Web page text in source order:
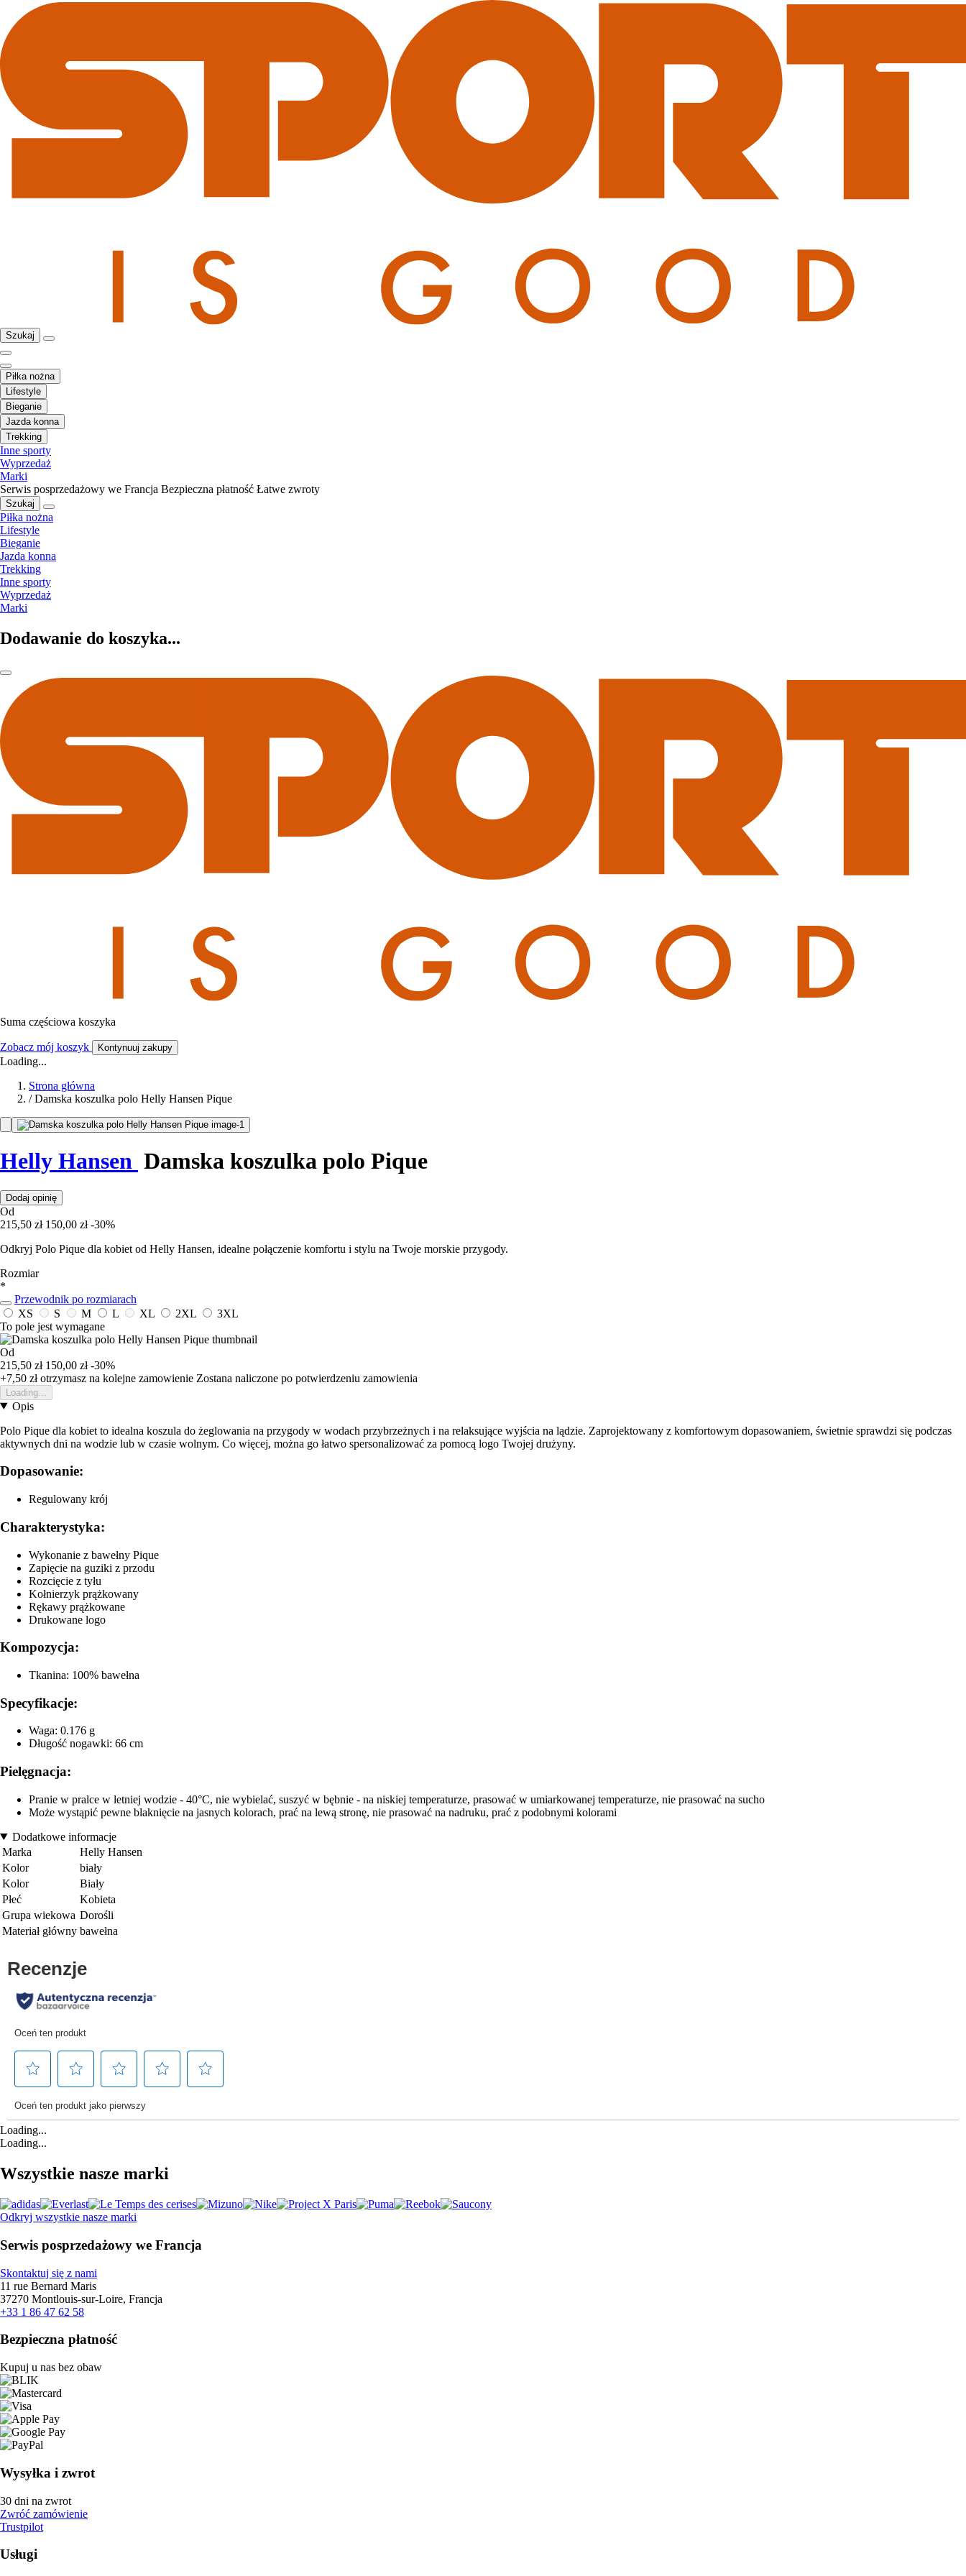
Szukaj
Piłka nożna
Lifestyle
Bieganie
Jazda konna
Trekking
Inne sporty
Wyprzedaż
Marki
Serwis posprzedażowy we Francja Bezpieczna płatność Łatwe zwroty
Szukaj
Piłka nożna
Lifestyle
Bieganie
Jazda konna
Trekking
Inne sporty
Wyprzedaż
Marki
Dodawanie do koszyka...
Suma częściowa koszyka
Zobacz mój koszyk Kontynuuj zakupy
Loading...
Strona główna
/ Damska koszulka polo Helly Hansen Pique
Helly Hansen Damska koszulka polo Pique
Dodaj opinię
Od
215,50 zł 150,00 zł -30%
Odkryj Polo Pique dla kobiet od Helly Hansen, idealne połączenie komfortu i stylu na Twoje morskie przygody.
Rozmiar
*
Przewodnik po rozmiarach
XS
S M L XL 2XL
3XL
To pole jest wymagane
Od
215,50 zł 150,00 zł -30%
+7,50 złotrzymasz na kolejne zamowienie Zostana naliczone po potwierdzeniu zamowienia
Loading...
Opis
Polo Pique dla kobiet to idealna koszula do żeglowania na przygody w wodach przybrzeżnych i na relaksujące wyjścia na lądzie. Zaprojektowany z komfortowym dopasowaniem, świetnie sprawdzi się podczas
aktywnych dni na wodzie lub w czasie wolnym. Co więcej, można go łatwo spersonalizować za pomocą logo Twojej drużyny.
Dopasowanie:
Regulowany krój
Charakterystyka:
Wykonanie z bawełny Pique
Zapięcie na guziki z przodu
Rozcięcie z tyłu
Kołnierzyk prążkowany
Rękawy prążkowane
Drukowane logo
Kompozycja:
Tkanina: 100% bawełna
Specyfikacje:
Waga: 0.176 g
Długość nogawki: 66 cm
Pielęgnacja:
Pranie w pralce w letniej wodzie - 40°C, nie wybielać, suszyć w bębnie - na niskiej temperaturze, prasować w umiarkowanej temperaturze, nie prasować na sucho
Może wystąpić pewne blaknięcie na jasnych kolorach, prać na lewą stronę, nie prasować na nadruku, prać z podobnymi kolorami
Dodatkowe informacje
Marka
Helly Hansen
Kolor
biały
Kolor
Biały
Płeć
Kobieta
Grupa wiekowa Dorośli
Materiał główny bawełna
Loading...
Loading...
Wszystkie nasze marki
Odkryj wszystkie nasze marki
Serwis posprzedażowy we Francja
Skontaktuj się z nami
11 rue Bernard Maris
37270 Montlouis-sur-Loire, Francja
+33 1 86 47 62 58
Bezpieczna płatność
Kupuj u nas bez obaw
Wysyłka i zwrot
30 dni na zwrot
Zwróć zamówienie
Trustpilot
Usługi